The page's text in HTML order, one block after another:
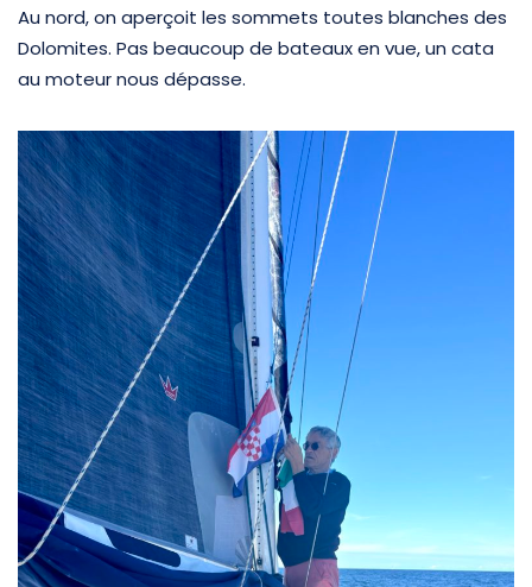
Au nord, on aperçoit les sommets toutes blanches des
Dolomites. Pas beaucoup de bateaux en vue, un cata
au moteur nous dépasse.